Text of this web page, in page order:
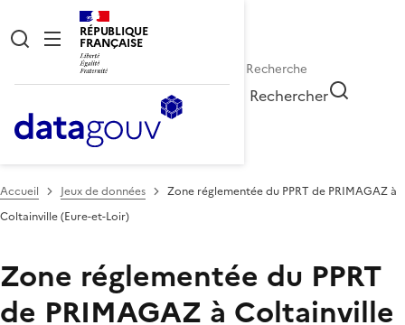
RÉPUBLIQUE
FRANÇAISE
Rechercher
Accueil Jeux de données
Zone réglementée du PPRT de PRIMAGAZ à
Coltainville (Eure-et-Loir)
Zone réglementée du PPRT
de PRIMAGAZ à Coltainville